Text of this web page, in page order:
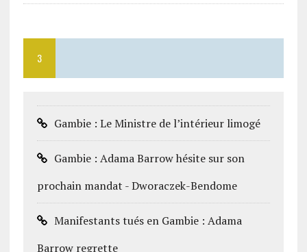
3
Gambie : Le Ministre de l’intérieur limogé
Gambie : Adama Barrow hésite sur son
prochain mandat - Dworaczek-Bendome
Manifestants tués en Gambie : Adama
Barrow regrette